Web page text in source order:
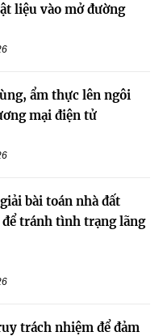
liệu vào mở đường
ẩm thực lên ngôi
mại điện tử
bài toán nhà đất
để tránh tình trạng lãng
trách nhiệm để đảm